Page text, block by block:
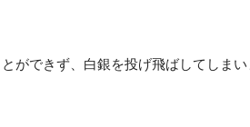
ができず、白銀を投げ飛ばしてしまい